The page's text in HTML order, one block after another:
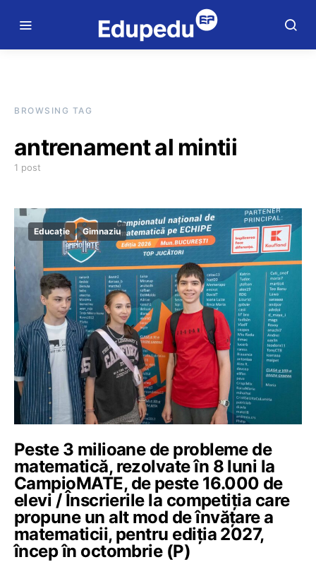
BROWSING TAG
antrenament al mintii
1 post
Educație Gimnaziu
Peste 3 milioane de probleme de
matematică, rezolvate în 8 luni la
CampioMATE, de peste 16.000 de
elevi / Înscrierile la competiția care
propune un alt mod de învățare a
matematicii, pentru ediția 2027,
încep în octombrie (P)